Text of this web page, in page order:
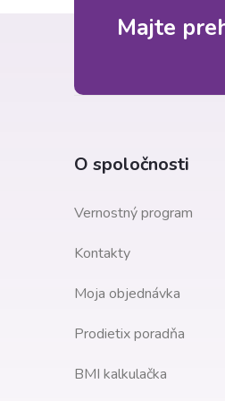
Majte
O spoločnosti
Vernostný program
Kontakty
Moja objednávka
Prodietix poradňa
BMI kalkulačka